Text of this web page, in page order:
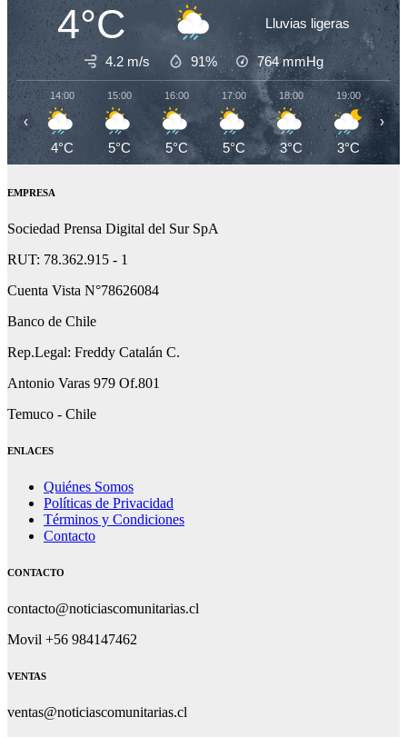
4°C Lluvias ligeras
4.2 m/s 91% 764mmHg
14:00
4°C
15:00
5°C
16:00
5°C
17:00
5°C
18:00
3°C
19:00
3°C
‹ ›
EMPRESA
Sociedad Prensa Digital del Sur SpA
RUT: 78.362.915 - 1
Cuenta Vista N°78626084
Banco de Chile
Rep.Legal: Freddy Catalán C.
Antonio Varas 979 Of.801
Temuco - Chile
ENLACES
Quiénes Somos
Políticas de Privacidad
Términos y Condiciones
Contacto
CONTACTO
contacto@noticiascomunitarias.cl
Movil +56 984147462
VENTAS
ventas@noticiascomunitarias.cl